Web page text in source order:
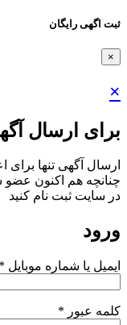
ثبت اگهی رایگان
×
×
برای ارسال
ارسال آگهی تنها
چنانچه هم‌ اکنون عضو
در سایت ثبت نام کنید
ورود
ایمیل یا شماره موبایل *
کلمه عبور *